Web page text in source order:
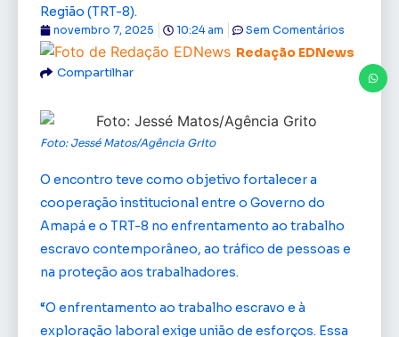
Região (TRT-8).
Redação EDNews
novembro 7, 2025 10:24 am Sem Comentários
Compartilhar
Foto: Jessé Matos/Agência Grito
O encontro teve como objetivo fortalecer a
cooperação institucional entre o Governo do
Amapá e o TRT-8 no enfrentamento ao trabalho
escravo contemporâneo, ao tráfico de pessoas e
na proteção aos trabalhadores.
“O enfrentamento ao trabalho escravo e à
exploração laboral exige união de esforços. Essa